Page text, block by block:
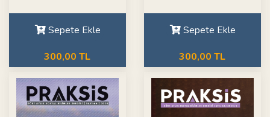
Sepete Ekle
300,00 TL
Sepete Ekle
300,00 TL